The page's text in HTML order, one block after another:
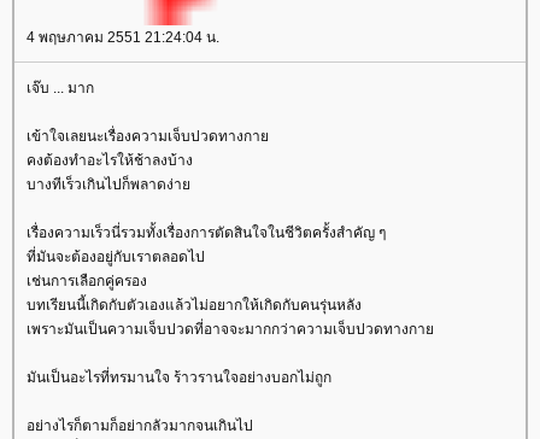
4 พฤษภาคม 2551 21:24:04 น.
เจ๊บ ... มาก
เข้าใจเลยนะเรื่องความเจ็บปวดทางกา
คงต้องทำอะไรให้ช้าลงบ้าง
บางทีเร็วเกินไปก็พลาดง่า
เรื่องความเร็วนี่รวมทั้งเรื่องการตัดสินใจในชีวิตครั้งสำคัญ ๆ
ที่มันจะต้องอยู่กับเราตลอดไป
เช่นการเลือกคู่ครอง
บทเรียนนี้เกิดกับตัวเองแล้วไม่อยากให้เกิดกับคนรุ่นหลัง
เพราะมันเป็นความเจ็บปวดที่อาจจะมากกว่าความเจ็บปวดทางกา
มันเป็นอะไรที่ทรมานใจ ร้าวรานใจอย่างบอกไม่ถูก
อย่างไรก็ตามก็อย่ากลัวมากจนเกินไป